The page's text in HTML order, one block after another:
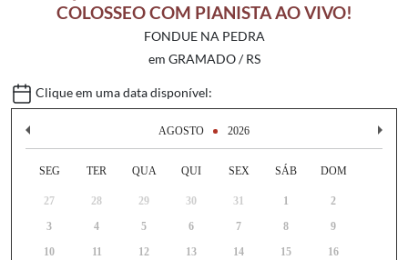
COLOSSEO COM PIANISTA AO VIVO!
FONDUE NA PEDRA
em GRAMADO / RS
Clique em uma data disponível:
AGOSTO 2026
SEG TER QUA QUI SEX SÁB DOM
27 28 29 30 31 1
2
3
4 5 6 7 8
9
10
11 12 13 14 15
16